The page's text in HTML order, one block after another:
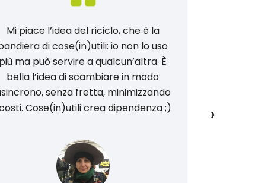
Mi piace l’idea del riciclo, che è la
di cose(in)utili: io non lo uso
più ma può servire a qualcun’altra. È
bella l’idea di scambiare in modo
senza fretta, minimizzando
Cose(in)utili crea dipendenza ;)
›